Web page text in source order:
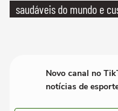
saudáveis do mundo e
Novo canal no
notícias de